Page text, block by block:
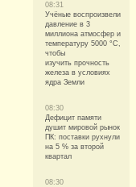
08:31
Учёные воспроизвели
давление в 3
миллиона атмосфер и
температуру 5000 °C,
чтобы
изучить прочность
железа в условиях
ядра Земли
08:30
Дефицит памяти
душит мировой рынок
ПК: поставки рухнули
на 5 % за второй
квартал
08:30